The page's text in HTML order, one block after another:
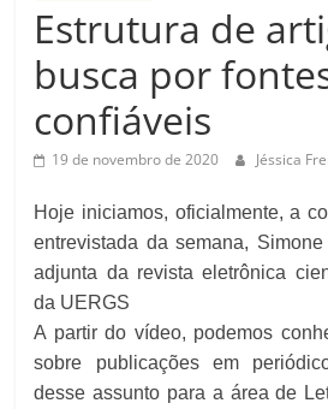
Estrutura de
busca por
confiáveis
19 de novembro de 2020 Jéssica
Hoje iniciamos, oficialmente, a
entrevistada da semana,
adjunta da revista eletrônica
da UERGS
A partir do vídeo, podemos
sobre publicações em
desse assunto para a área de